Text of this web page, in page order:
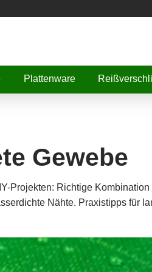
Plattenware
Gewebe
Projekten: Richtige
Nähte. Praxistipps für